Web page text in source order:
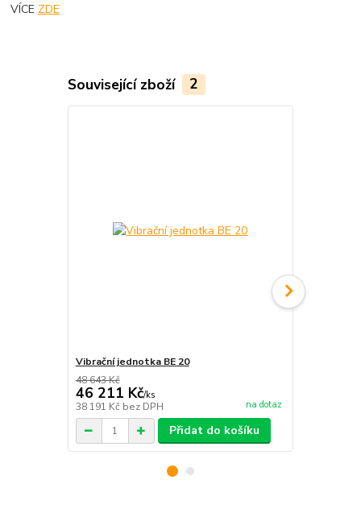
VÍCE ZDE
Související zboží 2
Vibrační jednotka BE 20
48 643 Kč
46 211 Kč/ks
38 191 Kč bez DPH na dotaz
Přidat do košíku